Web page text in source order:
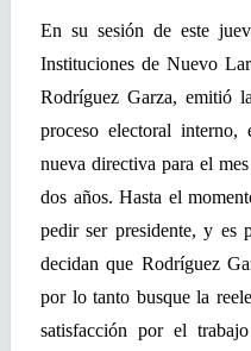
En su sesión de este
Instituciones de Nuevo
Rodríguez Garza, emitió
proceso electoral
nueva directiva para el
dos años. Hasta el
pedir ser presidente, y es
decidan que Rodríguez
por lo tanto busque la
satisfacción por el